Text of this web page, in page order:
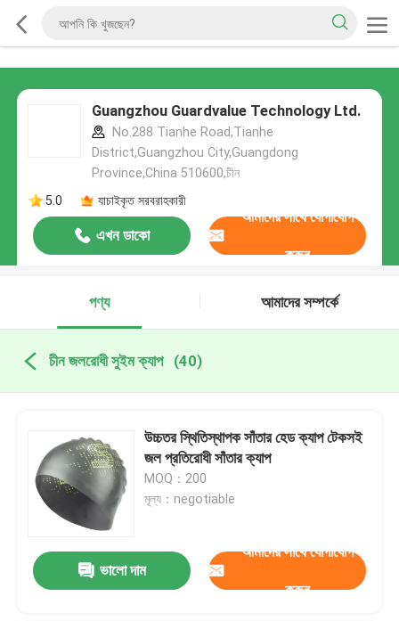
Guangzhou Guardvalue Technology Ltd.
No.288 Tianhe Road,Tianhe
District,Guangzhou City,Guangdong
Province,China 510600,চীন
5.0
যাচাইকৃত সরবরাহকারী
এখন ডাকো
আমাদের সাথে যোগাযোগ
করুন
পণ্য আমাদের সম্পর্কে
চীন জলরোধী সুইম ক্যাপ (40)
উচ্চতর স্থিতিস্থাপক সাঁতার হেড ক্যাপ টেকসই
জল প্রতিরোধী সাঁতার ক্যাপ
MOQ：200
মূল্য：negotiable
ভালো দাম
আমাদের সাথে যোগাযোগ
করুন